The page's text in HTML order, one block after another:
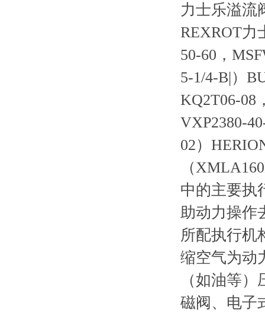
力士乐溢流
REXROT力
50-60，
5-1/4-B|）
KQ2T06-08
VXP2380-
02）
（
中的主要执
助动力操作
所配执行机
缩空气为动
（如油等
磁阀、电子